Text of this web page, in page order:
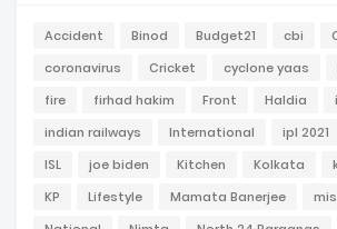
Accident Binod Budget21 cbi
coronavirus
Cricket cyclone yaas
fire
firhad hakim Front Haldia
indian railways
International ipl 2021
ISL
joe biden Kitchen Kolkata
KP
Lifestyle Mamata Banerjee